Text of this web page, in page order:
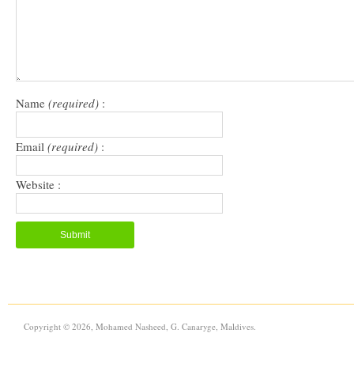
Name (required) :
Email (required) :
Website :
Copyright © 2026, Mohamed Nasheed, G. Canaryge, Maldives.